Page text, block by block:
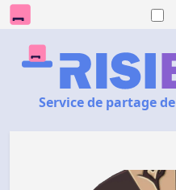
Service de partage